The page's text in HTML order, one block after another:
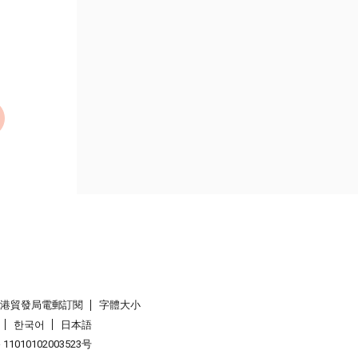
貿發局電郵訂閱
字體大小
한국어
日本語
号